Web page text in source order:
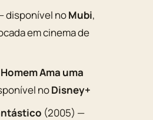
disponível noMubi,
em cinema de
Ama uma
noDisney+
(2005) —